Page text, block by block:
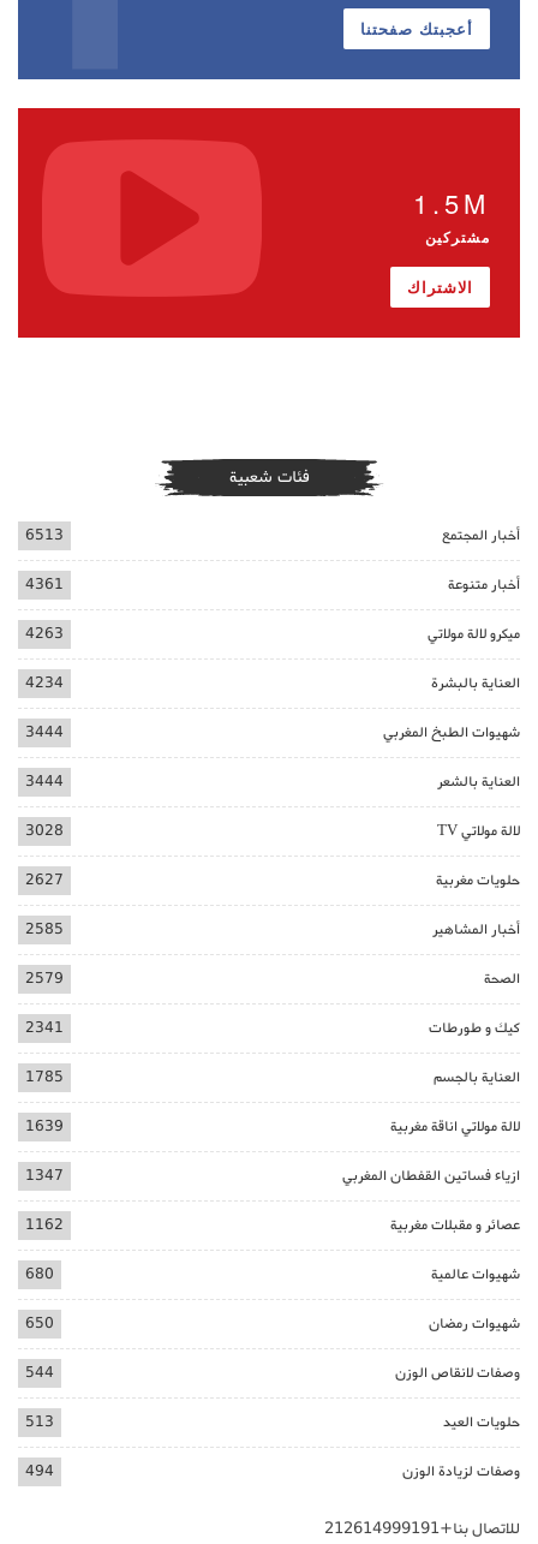
أعجبتك صفحتنا
1.5M
مشتركين
الاشتراك
فئات شعبية
أخبار المجتمع 6513
أخبار متنوعة 4361
ميكرو لالة مولاتي 4263
العناية بالبشرة 4234
شهيوات الطبخ المغربي 3444
العناية بالشعر 3444
لالة مولاتي TV 3028
حلويات مغربية 2627
أخبار المشاهير 2585
الصحة 2579
كيك و طورطات 2341
العناية بالجسم 1785
لالة مولاتي اناقة مغربية 1639
ازياء فساتين القفطان المغربي 1347
عصائر و مقبلات مغربية 1162
شهيوات عالمية 680
شهيوات رمضان 650
وصفات لانقاص الوزن 544
حلويات العيد 513
وصفات لزيادة الوزن 494
للاتصال بنا+212614999191